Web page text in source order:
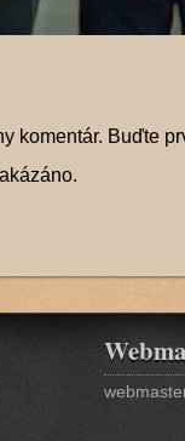
komentár. Buďte